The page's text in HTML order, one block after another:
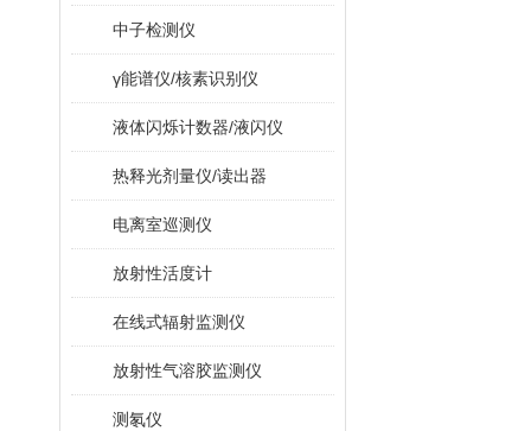
中子检测仪
γ能谱仪/核素识别仪
液体闪烁计数器/液闪仪
热释光剂量仪/读出器
电离室巡测仪
放射性活度计
在线式辐射监测仪
放射性气溶胶监测仪
测氡仪